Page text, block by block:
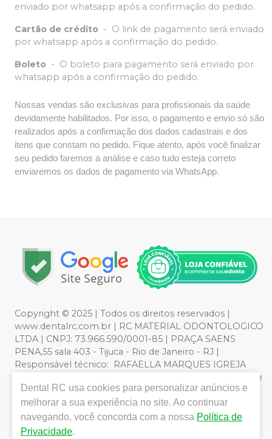
enviado por whatsapp após a confirmação do pedido.
Cartão de crédito - O link de pagamento será enviado
por whatsapp após a confirmação do pedido.
Boleto - O boleto para pagamento será enviado por
whatsapp após a confirmação do pedido.
Nossas vendas são exclusivas para profissionais da saúde
devidamente habilitados. Por isso, o pagamento e envio só são
realizados após a confirmação dos dados cadastrais e dos
itens que constam no pedido. Fique atento, após você finalizar
seu pedido faremos a análise e caso tudo esteja correto
enviaremos os dados de pagamento via WhatsApp.
Copyright © 2025 | Todos os direitos reservados |
www.dentalrc.com.br | RC MATERIAL ODONTOLOGICO
LTDA | CNPJ: 73.966.590/0001-85 | PRAÇA SAENS
PENA,55 sala 403 - Tijuca - Rio de Janeiro - RJ |
Responsável técnico: RAFAELLA MARQUES IGREJA
DOS SANTOS CRO/RJ nº 55115 | Política de Privacidade e
Segurança - Fotos meramente ilustrativas - Os preços e
condições da loja virtual estão sujeitos a alterações. Em
caso de divergência de preços no site, o valor válido é o
do Carrinho de Compra. Não vendemos por atacado,
Dental RC usa cookies para personalizar anúncios e
melhorar a sua experiência no site. Ao continuar
navegando, você concorda com a nossa Política de
Privacidade.